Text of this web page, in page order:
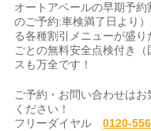
オートアベールの早期予
のご予約:車検満了日より
る各種割引メニューが盛
ごとの無料安全点検付き
スも万全です！
ご予約・お問い合わせは
ください！
フリーダイヤル0120-